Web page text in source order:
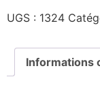
UGS : 1324
Informations